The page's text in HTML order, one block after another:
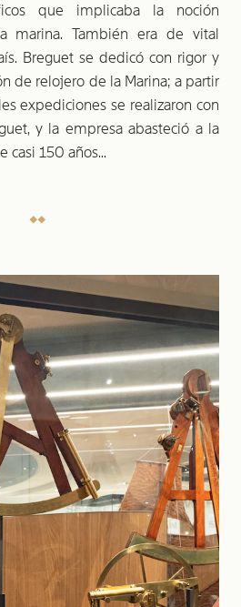
que implicaba la noción
marina. También era de vital
Breguet se dedicó con rigor y
de relojero de la Marina; a partir
expediciones se realizaron con
y la empresa abasteció a la
casi 150 años...